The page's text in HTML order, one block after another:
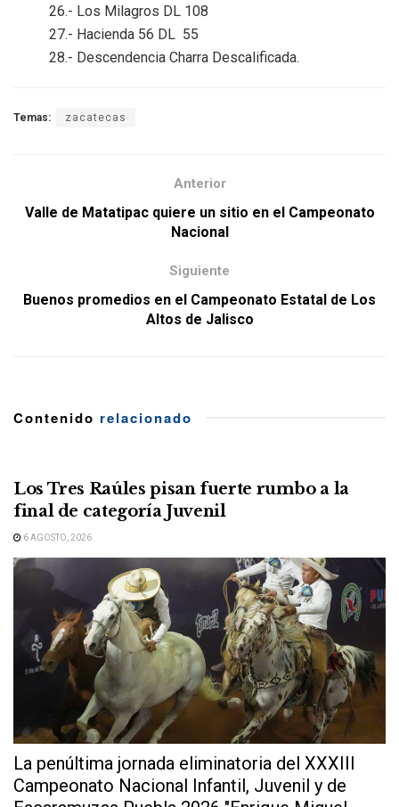
26.- Los Milagros DL 108
27.- Hacienda 56 DL 55
28.- Descendencia Charra Descalificada.
Temas: zacatecas
Anterior
Valle de Matatipac quiere un sitio en el Campeonato
Nacional
Siguiente
Buenos promedios en el Campeonato Estatal de Los
Altos de Jalisco
Contenido relacionado
Los Tres Raúles pisan fuerte rumbo a la
final de categoría Juvenil
6 AGOSTO, 2026
La penúltima jornada eliminatoria del XXXIII
Campeonato Nacional Infantil, Juvenil y de